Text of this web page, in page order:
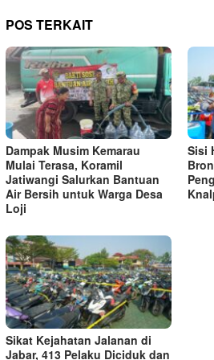
POS TERKAIT
Dampak Musim Kemarau
Mulai Terasa, Koramil
Jatiwangi Salurkan Bantuan
Air Bersih untuk Warga Desa
Loji
Sisi
Sikat Kejahatan Jalanan di
Jabar, 413 Pelaku Diciduk dan